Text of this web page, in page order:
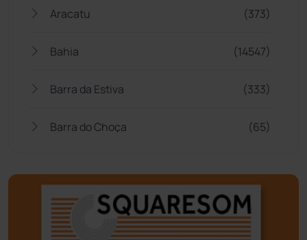
Aracatu (373)
Bahia (14547)
Barra da Estiva (333)
Barra do Choça (65)
Bom Jesus da Lapa (510)